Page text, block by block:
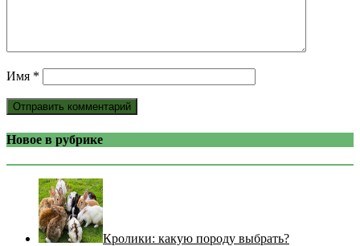
Имя *
Новое в рубрике
Кролики: какую породу выбрать?